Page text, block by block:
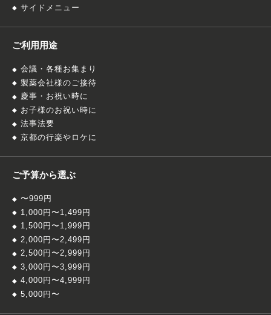
サイドメニュー
ご利用用途
会議・各種お集まり
製薬会社様のご接待
慶事・お祝い時に
お子様のお祝い時に
法事法要
京都の行楽やロケに
ご予算から選ぶ
〜999円
1,000円〜1,499円
1,500円〜1,999円
2,000円〜2,499円
2,500円〜2,999円
3,000円〜3,999円
4,000円〜4,999円
5,000円〜